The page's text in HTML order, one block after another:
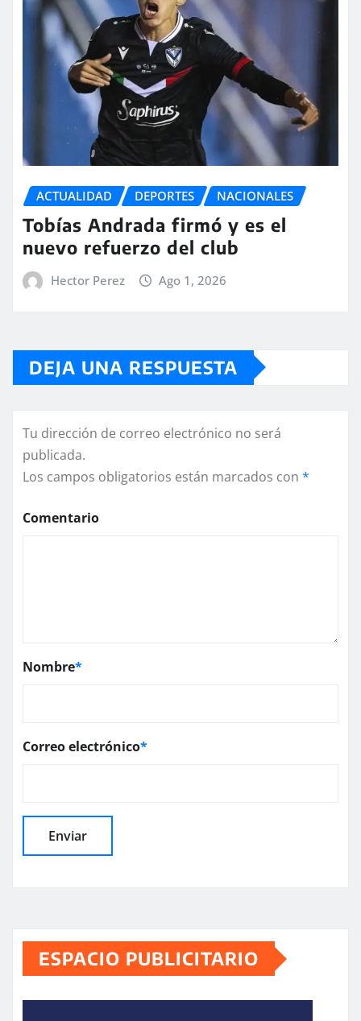
ACTUALIDAD DEPORTES NACIONALES
Tobías Andrada firmó y es el
nuevo refuerzo del club
Hector Perez Ago 1, 2026
DEJA UNA RESPUESTA
Tu dirección de correo electrónico no será
publicada.
Los campos obligatorios están marcados con *
Comentario
Nombre*
Correo electrónico*
ESPACIO PUBLICITARIO